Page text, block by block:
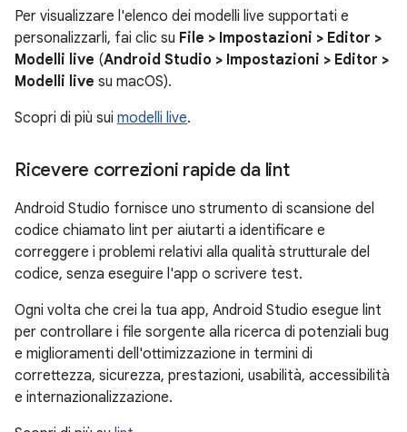
Per visualizzare l'elenco dei modelli live supportati e
personalizzarli, fai clic su File > Impostazioni > Editor >
Modelli live (Android Studio > Impostazioni > Editor >
Modelli live su macOS).
Scopri di più sui modelli live.
Ricevere correzioni rapide da lint
Android Studio fornisce uno strumento di scansione del
codice chiamato lint per aiutarti a identificare e
correggere i problemi relativi alla qualità strutturale del
codice, senza eseguire l'app o scrivere test.
Ogni volta che crei la tua app, Android Studio esegue lint
per controllare i file sorgente alla ricerca di potenziali bug
e miglioramenti dell'ottimizzazione in termini di
correttezza, sicurezza, prestazioni, usabilità, accessibilità
e internazionalizzazione.